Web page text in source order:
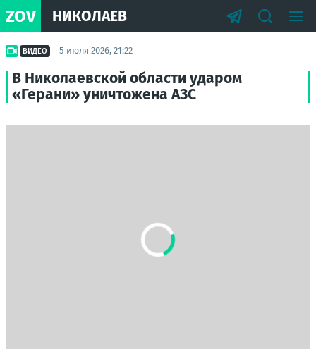
ZOV НИКОЛАЕВ
ВИДЕО 5 июля 2026, 21:22
В Николаевской области ударом
«Герани» уничтожена АЗС